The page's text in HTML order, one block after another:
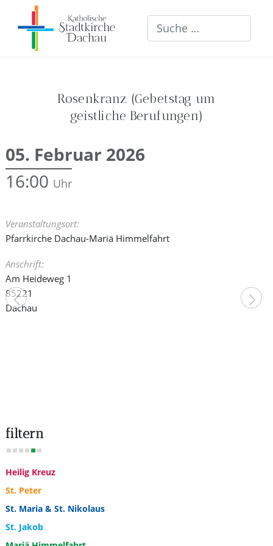
Suchen
Rosenkranz (Gebetstag um
geistliche Berufungen)
05. Februar 2026
16:00
Veranstaltungsort:
Pfarrkirche Dachau-Mariä Himmelfahrt
Anschrift:
Am Heideweg 1
85221
Dachau
filtern
Heilig Kreuz
St. Peter
St. Maria & St. Nikolaus
St. Jakob
Vorheriger Beitrag: Rosenkranz (Gebetstag um